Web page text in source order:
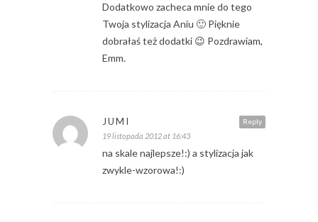
Dodatkowo zacheca mnie do tego
Twoja stylizacja Aniu 🙂 Pięknie
dobrałaś też dodatki 😉 Pozdrawiam,
Emm.
Reply
JUMI
19 listopada 2012 at 16:43
na skale najlepsze!:) a stylizacja jak
zwykle-wzorowa!:)